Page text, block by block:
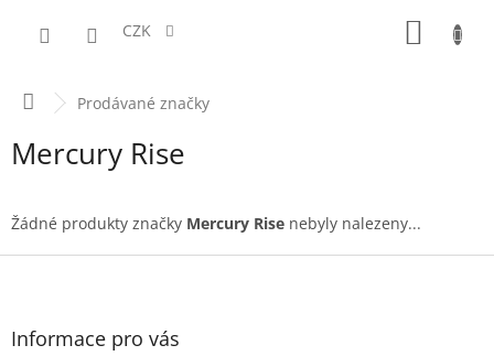
CZK
DomůProdávané značky
Mercury Rise
Žádné produkty značky Mercury Rise nebyly nalezeny...
Z
Informace pro vás